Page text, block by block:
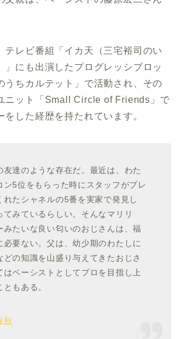
テレビ番組「イカ天（三宅裕司のい
」にも出演したプログレッシブロッ
うちカルテット」で活動され、その
ニット「Small Circle of Friends」で
をした経歴を持たれています。
友達のような存在だ。最近は、わた
ン5位をもらった時にスタッフがプレ
れたシャネルの5番を実家で発見し
てみているらしい。そんなマリリ
みたいな良い匂いのおじさんは、福
必要ない。父は、幼少期のわたしに
どの知識を山盛り与えてきたおじさ
はベーシストとしてプロを目指し上
もある。
秋